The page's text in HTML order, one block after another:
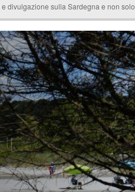
divulgazione sulla Sardegna e non solo